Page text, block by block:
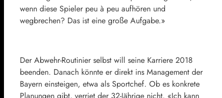
wenn diese Spieler peu à peu aufhören und
wegbrechen? Das ist eine große Aufgabe.»
Der Abwehr-Routinier selbst will seine Karriere 2018
beenden. Danach könnte er direkt ins Management der
Bayern einsteigen, etwa als Sportchef. Ob es konkrete
Planungen gibt, verriet der 32-Jährige nicht. «Ich kann